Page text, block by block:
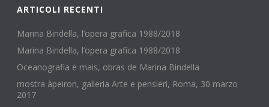
ARTICOLI RECENTI
Marina Bindella, l’opera grafica 1988/2018
Marina Bindella, l’opera grafica 1988/2018
Oceanografia e mais, obras de Marina Bindella
mostra àpeiron, galleria Arte e pensieri, Roma, 30 marzo
2017